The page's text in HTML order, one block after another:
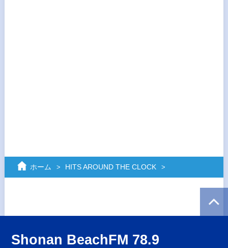
ホーム HITS AROUND THE CLOCK
Shonan BeachFM 78.9